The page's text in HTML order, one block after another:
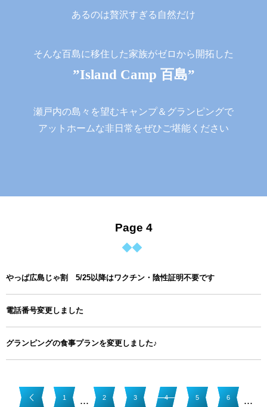
あるのは贅沢すぎる自然だけ
そんな百島に移住した家族がゼロから開拓した
”Island Camp 百島”
瀬戸内の島々を望むキャンプ＆グランピングで
アットホームな非日常をぜひご堪能ください
Page 4
やっぱ広島じゃ割 5/25以降はワクチン・陰性証明不要です
電話番号変更しました
グランピングの食事プランを変更しました♪
1 ... 2 3 4 5 6 ...